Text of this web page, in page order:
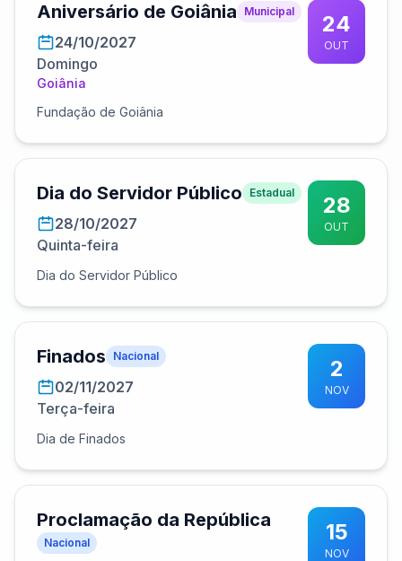
Aniversário de Goiânia Municipal
24/10/2027
Domingo
Goiânia
Fundação de Goiânia
24
OUT
Dia do Servidor Público Estadual
28/10/2027
Quinta-feira
Dia do Servidor Público
28
OUT
Finados Nacional
02/11/2027
Terça-feira
Dia de Finados
2
NOV
Proclamação da República
Nacional 15
NOV